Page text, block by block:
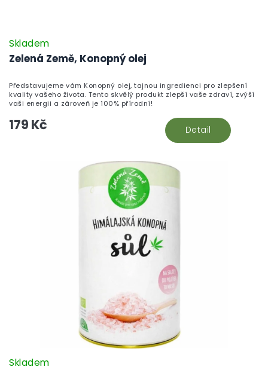
Zelená Země, Konopný olej
Skladem
179 Kč Detail
Představujeme vám Konopný olej, tajnou ingredienci pro zlepšení
kvality vašeho života. Tento skvělý produkt zlepší vaše zdraví, zvýší
vaši energii a zároveň je 100% přírodní!
Skladem